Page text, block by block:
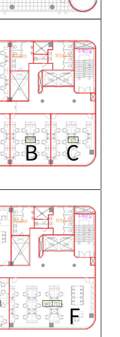
사업공고
포토뉴스
입주시설안내